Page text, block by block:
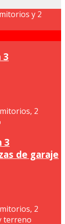
3
3
de garaje